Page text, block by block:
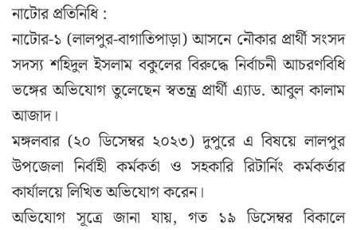
নাটোর প্রতিনিধি :
নাটোর-১ (লালপুর-বাগাতিপাড়া) আসনে নৌকার প্রার্থী সংসদ
সদস্য শহিদুল ইসলাম বকুলের বিরুদ্ধে নির্বাচনী আচরণবিধি
ভঙ্গের অভিযোগ তুলেছেন স্বতন্ত্র প্রার্থী এ্যাড. আবুল কালাম
আজাদ।
মঙ্গলবার (২০ ডিসেম্বর ২০২৩) দুপুরে এ বিষয়ে লালপুর
উপজেলা নির্বাহী কর্মকর্তা ও সহকারি রিটার্নিং কর্মকর্তার
কার্যালয়ে লিখিত অভিযোগ করেন।
অভিযোগ সূত্রে জানা যায়, গত ১৯ ডিসেম্বর বিকালে